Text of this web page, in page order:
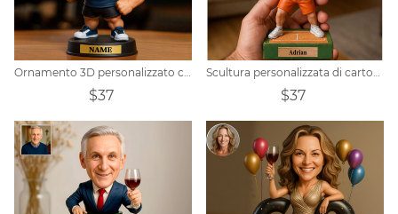
Ornamento 3D personalizzato con foto di cartoni animati a tema fitness
$37
Scultura personalizzata di cartoni animati sportivi da tennis
$37